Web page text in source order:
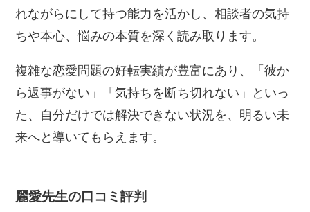
れながらにして持つ能力を活かし、相談者の気持
ちや本心、悩みの本質を深く読み取ります。
複雑な恋愛問題の好転実績が豊富にあり、「彼か
ら返事がない」「気持ちを断ち切れない」といっ
た、自分だけでは解決できない状況を、明るい未
来へと導いてもらえます。
麗愛先生の口コミ評判